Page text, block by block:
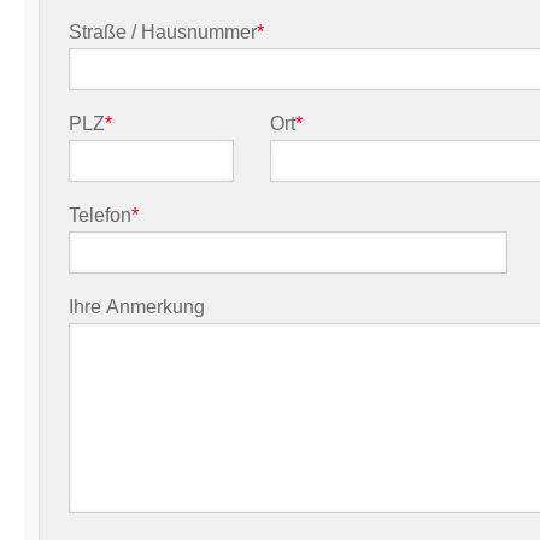
Straße / Hausnummer*
PLZ* Ort*
Telefon*
Ihre Anmerkung